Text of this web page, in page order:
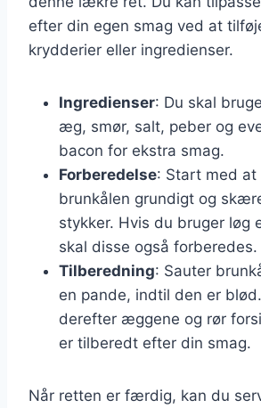
efter din egen smag ved at
krydderier eller ingredienser.
Ingredienser: Du skal
æg, smør, salt, peber og
bacon for ekstra smag.
Forberedelse: Start med at
brunkålen grundigt og
stykker. Hvis du bruger løg
skal disse også forberedes.
Tilberedning: Sauter
en pande, indtil den er
derefter æggene og rør
er tilberedt efter din smag.
Når retten er færdig, kan du